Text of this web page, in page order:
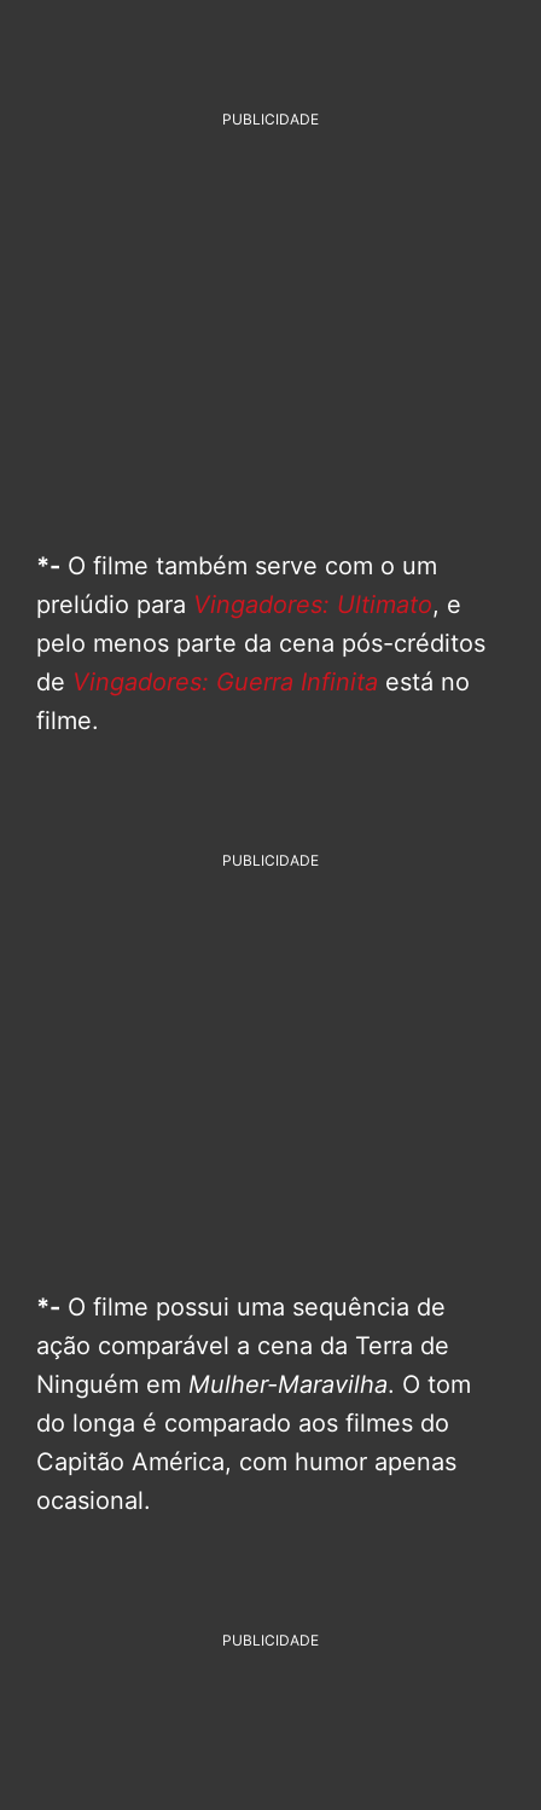
PUBLICIDADE
*- O filme também serve com o um
prelúdio para Vingadores: Ultimato, e
pelo menos parte da cena pós-créditos
de Vingadores: Guerra Infinita está no
filme.
PUBLICIDADE
*- O filme possui uma sequência de
ação comparável a cena da Terra de
Ninguém em Mulher-Maravilha. O tom
do longa é comparado aos filmes do
Capitão América, com humor apenas
ocasional.
PUBLICIDADE